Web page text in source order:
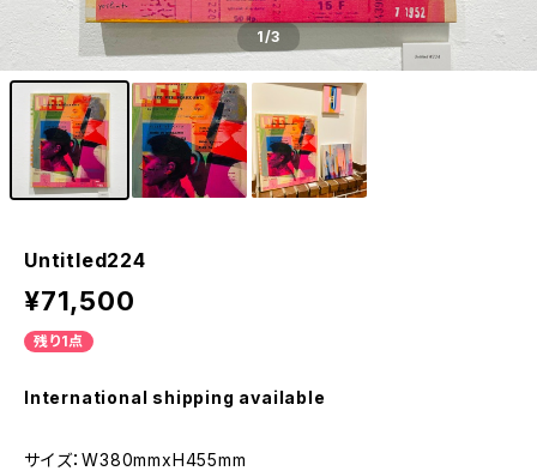
1/3
Untitled224
¥71,500
残り1点
International shipping available
サイズ：W380mmxH455mm